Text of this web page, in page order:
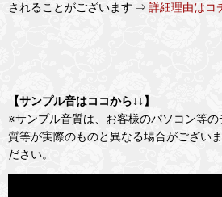
されることがございます ⇒ 詳細理由はコ
【サンプル音はココから↓↓】
※サンプル音質は、お客様のパソコン等
質等が実際のものと異なる場合がござい
ださい。